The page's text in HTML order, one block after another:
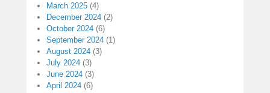
March 2025 (4)
December 2024 (2)
October 2024 (6)
September 2024 (1)
August 2024 (3)
July 2024 (3)
June 2024 (3)
April 2024 (6)